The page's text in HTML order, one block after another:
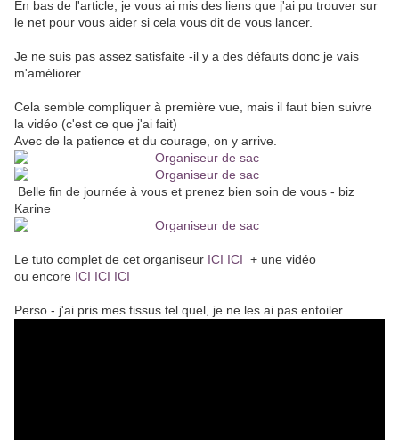
En bas de l'article, je vous ai mis des liens que j'ai pu trouver sur
le net pour vous aider si cela vous dit de vous lancer.
Je ne suis pas assez satisfaite -il y a des défauts donc je vais
m'améliorer....
Cela semble compliquer à première vue, mais il faut bien suivre
la vidéo (c'est ce que j'ai fait)
Avec de la patience et du courage, on y arrive.
Belle fin de journée à vous et prenez bien soin de vous - biz
Karine
Le tuto complet de cet organiseur ICI ICI + une vidéo
ou encore ICI ICI ICI
Perso - j'ai pris mes tissus tel quel, je ne les ai pas entoiler